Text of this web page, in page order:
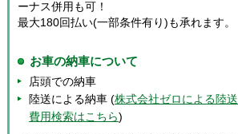
ーナス併用も可！
最大180回払い(一部条件有り)も承れます。
お車の納車について
店頭での納車
陸送による納車 (株式会社ゼロによる陸送
費用検索はこちら)